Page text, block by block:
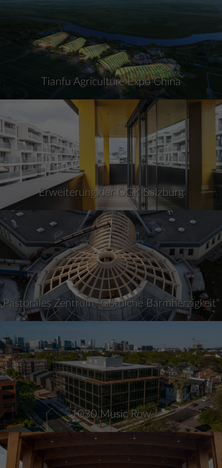
Tianfu Agriculture Expo China
Erweiterung der ÖGK Salzburg
Pastorales Zentrum "Göttliche Barmherzigkeit"
1030 Music Row